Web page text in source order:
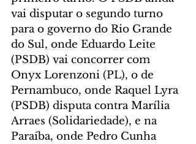
vai disputar o segundo turno
para o governo do Rio Grande
do Sul, onde Eduardo Leite
(PSDB) vai concorrer com
Onyx Lorenzoni (PL), o de
Pernambuco, onde Raquel Lyra
(PSDB) disputa contra Marília
Arraes (Solidariedade), e na
Paraíba, onde Pedro Cunha